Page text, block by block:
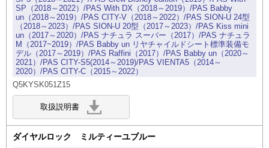
SP（2018～2022）/PAS With DX（2018～2019）/PAS Babby
un（2018～2019）/PAS CITY-V（2018～2022）/PAS SION-U 24型
（2018～2023）/PAS SION-U 20型（2017～2023）/PAS Kiss mini
un（2017～2020）/PAS ナチュラ スーパー（2017）/PAS ナチュラ
M（2017~2019）/PAS Babby un リヤチャイルドシート標準装備モ
デル（2017～2019）/PAS Raffini（2017）/PAS Babby un（2020～
2021）/PAS CITY-S5(2014～2019)/PAS VIENTA5（2014～
2020）/PAS CITY-C（2015～2022）
Q5KYSK051Z15
ダイヤルロック ミルティーユブルー